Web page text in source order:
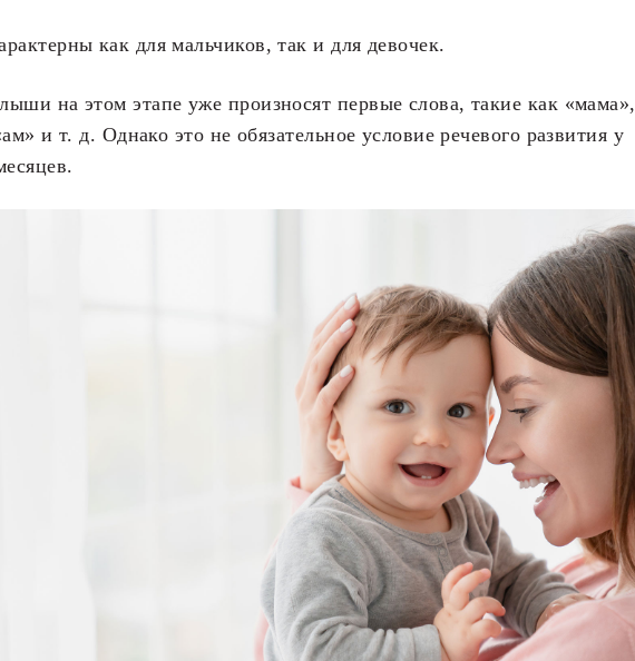
как для мальчиков, так и для девочек.
на этом этапе уже произносят первые слова, такие как «мама»,
и т. д. Однако это не обязательное условие речевого развития у